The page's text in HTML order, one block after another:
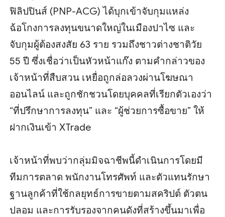
ฟิลิปปินส์ (PNP-ACG) ได้บุกเข้าจับกุมแหล่ง
ฉ้อโกงการลงทุนขนาดใหญ่ในเมืองปาไซ และ
จับกุมผู้ต้องสงสัย 63 ราย รวมถึงชาวต่างชาติวัย
55 ปี ซึ่งเชื่อว่าเป็นหัวหน้าแก๊ง ตามคำกล่าวของ
เจ้าหน้าที่สืบสวน เหยื่อถูกล่อลวงผ่านโฆษณา
ออนไลน์ และถูกชักชวนโดยบุคคลที่เรียกตัวเองว่า
“ที่ปรึกษาการลงทุน” และ “ผู้ช่วยการซื้อขาย” ให้
ฝากเงินเข้า XTrade
เจ้าหน้าที่พบว่ากลุ่มมิจฉาชีพนี้ดำเนินการโดยมี
ทีมการตลาด พนักงานโทรศัพท์ และตัวแทนรักษา
ฐานลูกค้าที่ใช้กลยุทธ์การขายตามสคริปต์ ตัวตน
ปลอม และการรับรองจากคนดังที่สร้างขึ้นมาเพื่อ